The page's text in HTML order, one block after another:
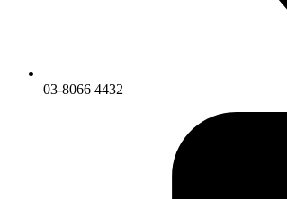
03-8066 4432